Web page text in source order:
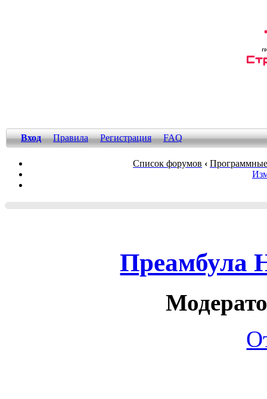
Вход Правила Регистрация FAQ
Список форумов ‹
Преамбула